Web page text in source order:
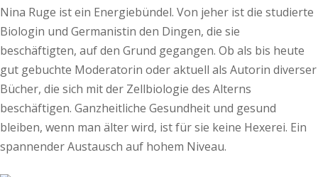
Nina Ruge ist ein Energiebündel. Von jeher ist die studierte
Biologin und Germanistin den Dingen, die sie
beschäftigten, auf den Grund gegangen. Ob als bis heute
gut gebuchte Moderatorin oder aktuell als Autorin diverser
Bücher, die sich mit der Zellbiologie des Alterns
beschäftigen. Ganzheitliche Gesundheit und gesund
bleiben, wenn man älter wird, ist für sie keine Hexerei. Ein
spannender Austausch auf hohem Niveau.